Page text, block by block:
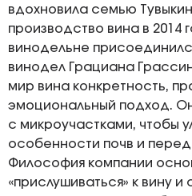
вдохновила семью
производство вина в 2014
винодельне
винодел Грациана
мир вина конкретность,
эмоциональный подход.
с микроучастками, чтобы
особенности почв и
Философия компании
«прислушиваться» к вину